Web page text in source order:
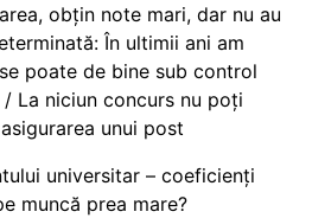
obțin note mari, dar nu au
În ultimii ani am
poate de bine sub control
La niciun concurs nu poți
unui post
universitar – coeficienți
muncă prea mare?